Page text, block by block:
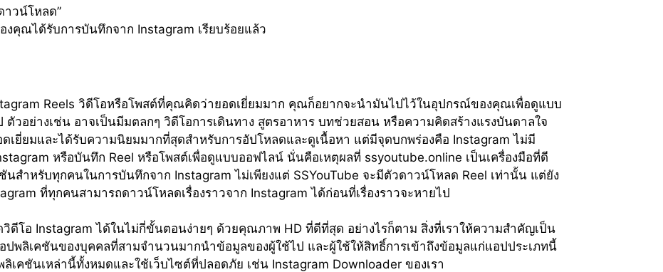
วน์โหลด”
คุณได้รับการบันทึกจาก Instagram เรียบร้อยแล้ว
Reels วิดีโอหรือโพสต์ที่คุณคิดว่ายอดเยี่ยมมาก คุณก็อยากจะนำมันไปไว้ในอุปกรณ์ของคุณเพื่อดูแบบ
วอย่างเช่น อาจเป็นมีมตลกๆ วิดีโอการเดินทาง สูตรอาหาร บทช่วยสอน หรือความคิดสร้างแรงบันดาลใจ
เยี่ยมและได้รับความนิยมมากที่สุดสำหรับการอัปโหลดและดูเนื้อหา แต่มีจุดบกพร่องคือ Instagram ไม่มี
หรือบันทึก Reel หรือโพสต์เพื่อดูแบบออฟไลน์ นั่นคือเหตุผลที่ ssyoutube.online เป็นเครื่องมือที่ดี
สำหรับทุกคนในการบันทึกจาก Instagram ไม่เพียงแต่ SSYouTube จะมีตัวดาวน์โหลด Reel เท่านั้น แต่ยัง
ที่ทุกคนสามารถดาวน์โหลดเรื่องราวจาก Instagram ได้ก่อนที่เรื่องราวจะหายไป
ดีโอ Instagram ได้ในไม่กี่ขั้นตอนง่ายๆ ด้วยคุณภาพ HD ที่ดีที่สุด อย่างไรก็ตาม สิ่งที่เราให้ความสำคัญเป็น
พลิเคชันของบุคคลที่สามจำนวนมากนำข้อมูลของผู้ใช้ไป และผู้ใช้ให้สิทธิ์การเข้าถึงข้อมูลแก่แอปประเภทนี้
เคชันเหล่านี้ทั้งหมดและใช้เว็บไซต์ที่ปลอดภัย เช่น Instagram Downloader ของเรา